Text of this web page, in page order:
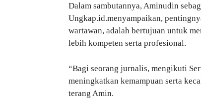
Dalam sambutannya, Aminudin
Ungkap.id.menyampaikan,
wartawan, adalah bertujuan untuk
lebih kompeten serta profesional.
“Bagi seorang jurnalis, mengikuti
meningkatkan kemampuan serta
terang Amin.